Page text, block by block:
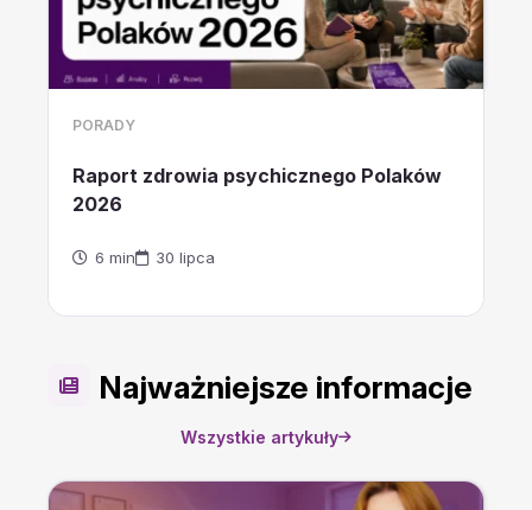
PORADY
Raport zdrowia psychicznego Polaków
2026
6 min 30 lipca
Najważniejsze informacje
Wszystkie artykuły